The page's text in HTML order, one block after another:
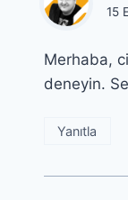
15
Merhaba,
deneyin.
Yanıtla